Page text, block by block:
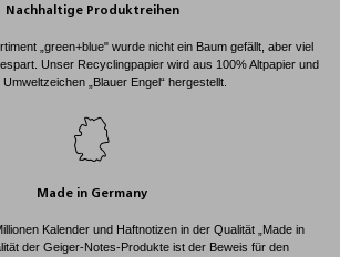
Nachhaltige Produktreihen
„green+blue" wurde nicht ein Baum gefällt, aber viel
Unser Recyclingpapier wird aus 100% Altpapier und
„Blauer Engel“ hergestellt.
Made in Germany
Kalender und Haftnotizen in der Qualität „Made in
der Geiger-Notes-Produkte ist der Beweis für den